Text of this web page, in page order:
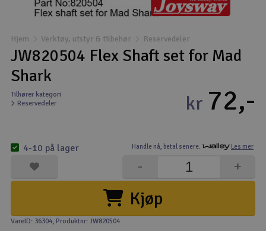
Båter
Droner
Droner for FPV
Fly
Helikopter
Kamerautstyr
Modellbygging, LEGO & byggesett
Hjem Verktøy, utstyr & tilbehør Reservedeler
JW820504 Flex Shaft set for Mad
Shark
Tilhører kategori
Reservedeler
Handle nå, betal senere. Les mer
kr 72,-
Kjøp
+
-
4-10 på lager
VareID: 36304, Produktnr: JW820504